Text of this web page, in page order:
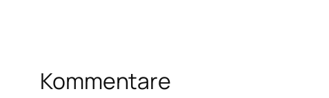
Kommentare